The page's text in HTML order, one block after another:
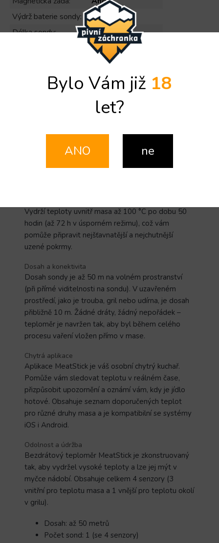
Výdrž baterie sondy:
72h
Délka sondy:
9,2 cm
30 min
Značka:
Detailní popis produktu
Vydrží teploty uvnitř masa až 100 °C po dobu 50
hodin (až 72 h v úsporném režimu), což vám
pomůže připravit nejšťavnatější a nejchutnější
uzené pokrmy.
Dosah a konektivita
Dosah sondy je až 50 m na volném prostranství
(při přímé viditelnosti na sondu). V uzavřeném
prostředí, jako je trouba, gril nebo udírna, je dosah
přibližně 10 m. Žádné dráty, žádný nepořádek –
teploměr je navržen tak, aby byl během celého
procesu vaření vložen přímo v mase.
Chytrá aplikace
Aplikace MeatStick je váš osobní chytrý kuchař.
Pomůže vám sledovat teplotu v reálném čase,
přizpůsobit upozornění a oznámí vám, kdy je jídlo
hotové. Obsahuje seznam doporučených teplot
pro různé druhy masa a je kompatibilní se systémy
iOS i Android.
Odolnost a údržba
Bezdrátový teploměr MeatStick je zkonstruovaný
tak, aby vydržel vysoké teploty a lze jej mýt v
myčce nádobí. Obsahuje celkem 4 senzory (3
vnitřní pro teplotu masa a 1 vnější pro teplotu okolí
v grilu).
Dosah: až 50 metrů
Počet sond: 1 (se 4 senzory)
Bylo Vám již 18
let?
ANO ne